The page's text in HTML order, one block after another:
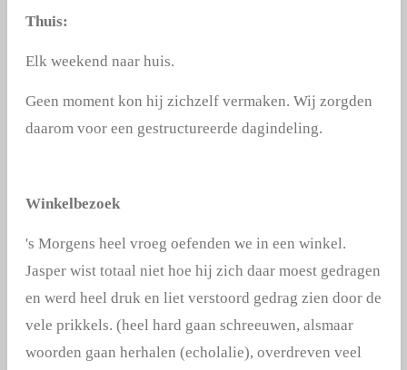
Thuis:
Elk weekend naar huis.
Geen moment kon hij zichzelf vermaken. Wij zorgden
daarom voor een gestructureerde dagindeling.
Winkelbezoek
's Morgens heel vroeg oefenden we in een winkel.
Jasper wist totaal niet hoe hij zich daar moest gedragen
en werd heel druk en liet verstoord gedrag zien door de
vele prikkels. (heel hard gaan schreeuwen, alsmaar
woorden gaan herhalen (echolalie), overdreven veel